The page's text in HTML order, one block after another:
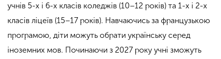
учнів 5-х і 6-х класів коледжів (10–12 років) та 1-х і 2-х
класів ліцеїв (15–17 років). Навчаючись за французькою
програмою, діти можуть обрати українську серед
іноземних мов. Починаючи з 2027 року учні зможуть